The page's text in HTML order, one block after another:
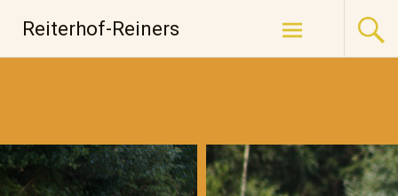
Inhalt
springen
Reiterhof-Reiners